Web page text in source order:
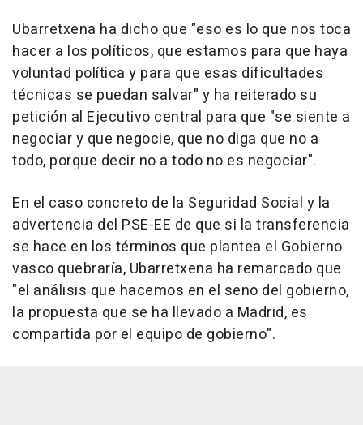
Ubarretxena ha dicho que "eso es lo que nos toca
hacer a los políticos, que estamos para que haya
voluntad política y para que esas dificultades
técnicas se puedan salvar" y ha reiterado su
petición al Ejecutivo central para que "se siente a
negociar y que negocie, que no diga que no a
todo, porque decir no a todo no es negociar".
En el caso concreto de la Seguridad Social y la
advertencia del PSE-EE de que si la transferencia
se hace en los términos que plantea el Gobierno
vasco quebraría, Ubarretxena ha remarcado que
"el análisis que hacemos en el seno del gobierno,
la propuesta que se ha llevado a Madrid, es
compartida por el equipo de gobierno".